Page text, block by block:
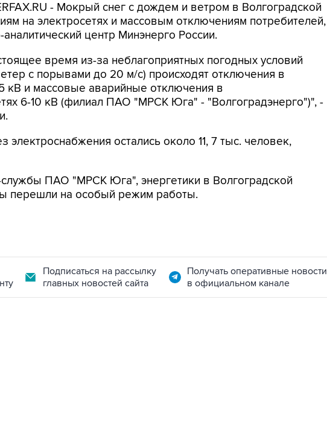
- Мокрый снег с дождем и ветром в Волгоградской
на электросетях и массовым отключениям потребителей,
центр Минэнерго России.
время из-за неблагоприятных погодных условий
с порывами до 20 м/с) происходят отключения в
кВ и массовые аварийные отключения в
6-10 кВ (филиал ПАО "МРСК Юга" - "Волгоградэнерго")", -
электроснабжения остались около 11, 7 тыс. человек,
ПАО "МРСК Юга", энергетики в Волгоградской
перешли на особый режим работы.
Подписаться на рассылку
главных новостей сайта
Получать оперативные новости
в официальном канале